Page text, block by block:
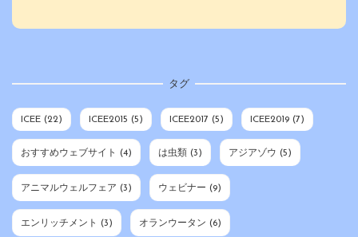
タグ
ICEE (22) ICEE2015 (5) ICEE2017 (5) ICEE2019 (7)
おすすめウェブサイト (4) は虫類 (3) アジアゾウ (5)
アニマルウェルフェア (3) ウェビナー (9)
エンリッチメント (3) オランウータン (6)